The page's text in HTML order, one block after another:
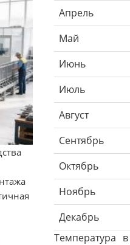
Апрель
Май
Июнь
Июль
Август
Сентябрь
Октябрь
Ноябрь
Декабрь
Температура